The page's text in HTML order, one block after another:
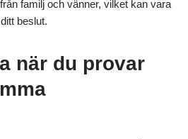
familj och vänner, vilket kan vara
beslut.
när du provar